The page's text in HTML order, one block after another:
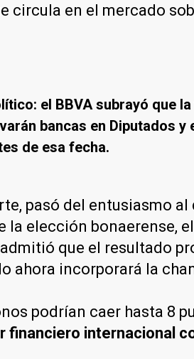
circula en el mercado
el BBVA subrayó que
bancas en Diputados
de esa fecha.
pasó del entusiasmo
la elección bonaerense,
que el resultado
ahora incorporará la
podrían caer hasta 8
financiero internacional